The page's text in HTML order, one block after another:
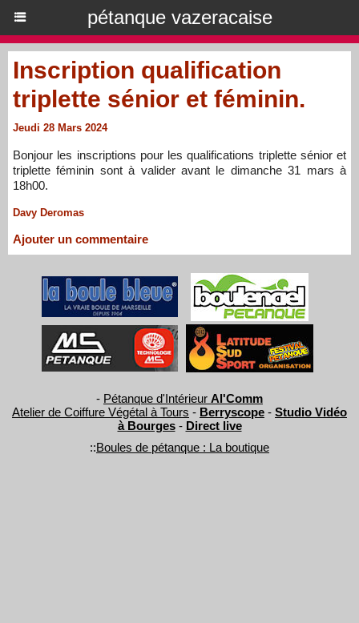
pétanque vazeracaise
Inscription qualification
triplette sénior et féminin.
Jeudi 28 Mars 2024
Bonjour les inscriptions pour les qualifications triplette sénior et
triplette féminin sont à valider avant le dimanche 31 mars à
18h00.
Davy Deromas
Ajouter un commentaire
- Pétanque d'Intérieur Al'Comm
Atelier de Coiffure Végétal à Tours - Berryscope - Studio Vidéo
à Bourges- Direct live
::Boules de pétanque : La boutique